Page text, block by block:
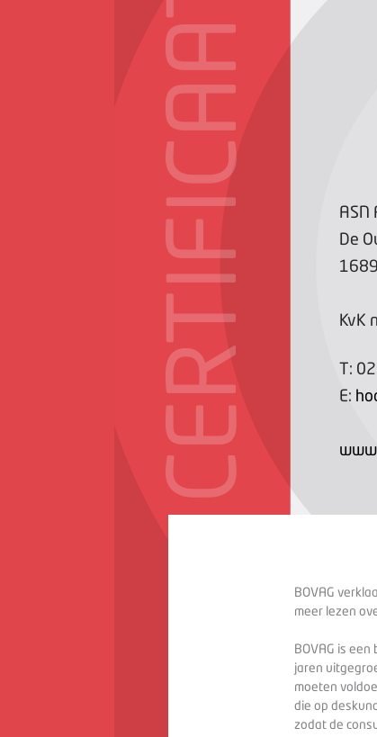
CERTIFICAAT
ASN
De
KvK
T:
E:
BOVAG
meer lezen
BOVAG is
jaren
moeten
die op
zodat de